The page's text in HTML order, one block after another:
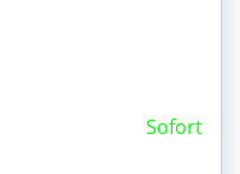
Sofort